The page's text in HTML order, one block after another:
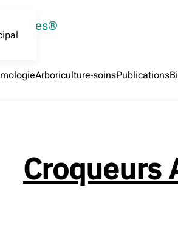
pommes®
Arboriculture-soinsPublications
Croqueurs